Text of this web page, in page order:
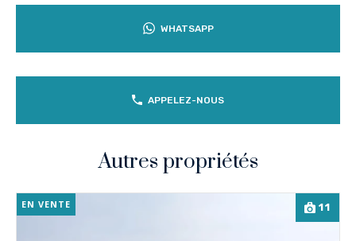
WHATSAPP
APPELEZ-NOUS
Autres propriétés
11
EN VENTE